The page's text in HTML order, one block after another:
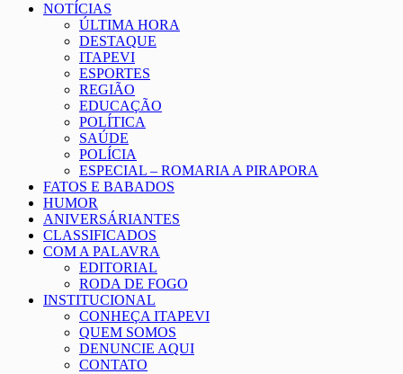
NOTÍCIAS
ÚLTIMA HORA
DESTAQUE
ITAPEVI
ESPORTES
REGIÃO
EDUCAÇÃO
POLÍTICA
SAÚDE
POLÍCIA
ESPECIAL – ROMARIA A PIRAPORA
FATOS E BABADOS
HUMOR
ANIVERSÁRIANTES
CLASSIFICADOS
COM A PALAVRA
EDITORIAL
RODA DE FOGO
INSTITUCIONAL
CONHEÇA ITAPEVI
QUEM SOMOS
DENUNCIE AQUI
CONTATO